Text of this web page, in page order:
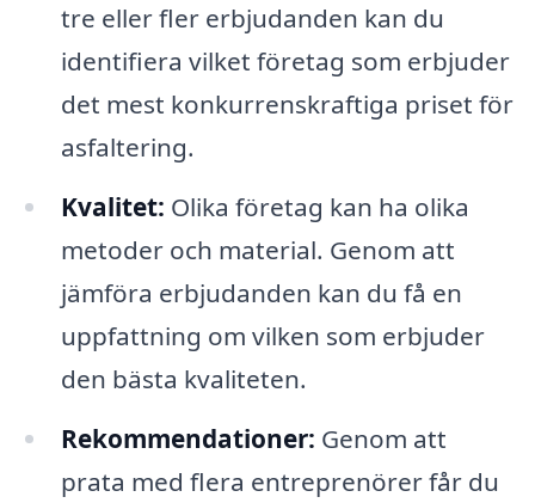
tre eller fler erbjudanden kan du
identifiera vilket företag som erbjuder
det mest konkurrenskraftiga priset för
asfaltering.
Kvalitet: Olika företag kan ha olika
metoder och material. Genom att
jämföra erbjudanden kan du få en
uppfattning om vilken som erbjuder
den bästa kvaliteten.
Rekommendationer: Genom att
prata med flera entreprenörer får du